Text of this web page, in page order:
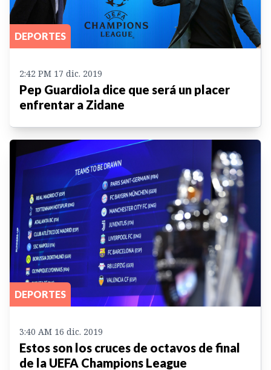
DEPORTES
2:42 PM 17 dic. 2019
Pep Guardiola dice que será un placer
enfrentar a Zidane
DEPORTES
3:40 AM 16 dic. 2019
Estos son los cruces de octavos de final
de la UEFA Champions League